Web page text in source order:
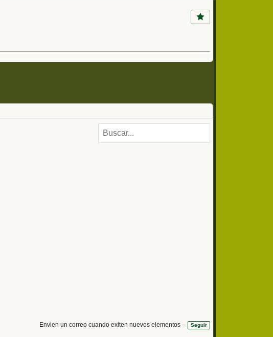
Envien un correo cuando exiten nuevos elementos – Seguir